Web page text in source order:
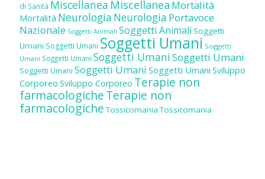
di Sanità Miscellanea Miscellanea Mortalità
Mortalità Neurologia Neurologia Portavoce
Nazionale Soggetti Animali Soggetti Animali Soggetti
Umani Soggetti Umani Soggetti Umani Soggetti
Umani Soggetti Umani Soggetti UmaniSoggetti Umani
Soggetti Umani Soggetti Umani Soggetti Umani Sviluppo
Corporeo Sviluppo Corporeo Terapie non
farmacologicheTerapie non
farmacologiche Tossicomania Tossicomania